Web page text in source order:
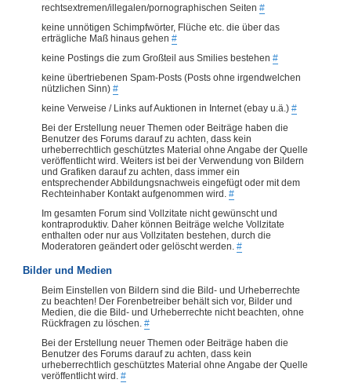
rechtsextremen/illegalen/pornographischen Seiten #
keine unnötigen Schimpfwörter, Flüche etc. die über das
erträgliche Maß hinaus gehen #
keine Postings die zum Großteil aus Smilies bestehen #
keine übertriebenen Spam-Posts (Posts ohne irgendwelchen
nützlichen Sinn) #
keine Verweise / Links auf Auktionen in Internet (ebay u.ä.) #
Bei der Erstellung neuer Themen oder Beiträge haben die
Benutzer des Forums darauf zu achten, dass kein
urheberrechtlich geschütztes Material ohne Angabe der Quelle
veröffentlicht wird. Weiters ist bei der Verwendung von Bildern
und Grafiken darauf zu achten, dass immer ein
entsprechender Abbildungsnachweis eingefügt oder mit dem
Rechteinhaber Kontakt aufgenommen wird. #
Im gesamten Forum sind Vollzitate nicht gewünscht und
kontraproduktiv. Daher können Beiträge welche Vollzitate
enthalten oder nur aus Vollzitaten bestehen, durch die
Moderatoren geändert oder gelöscht werden. #
Bilder und Medien
Beim Einstellen von Bildern sind die Bild- und Urheberrechte
zu beachten! Der Forenbetreiber behält sich vor, Bilder und
Medien, die die Bild- und Urheberrechte nicht beachten, ohne
Rückfragen zu löschen. #
Bei der Erstellung neuer Themen oder Beiträge haben die
Benutzer des Forums darauf zu achten, dass kein
urheberrechtlich geschütztes Material ohne Angabe der Quelle
veröffentlicht wird. #